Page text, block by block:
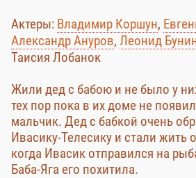
Актеры: Владимир Коршун,
Александр Ануров, Леонид
Таисия Лобанок
Жили дед с бабою и не было у
тех пор пока в их доме не
мальчик. Дед с бабкой очень
Ивасику-Телесику и стали жить
когда Ивасик отправился на
Баба-Яга его похитила.